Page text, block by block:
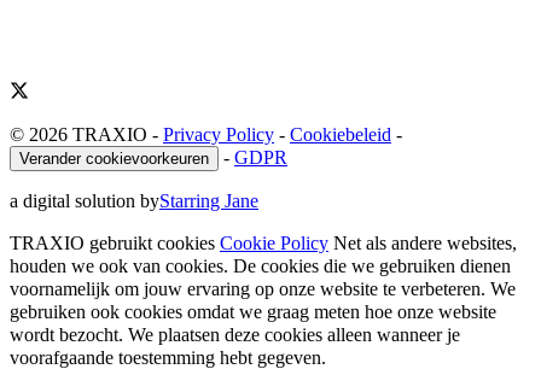
© 2026 TRAXIO - Privacy Policy - Cookiebeleid -
Verander cookievoorkeuren - GDPR
a digital solution byStarring Jane
TRAXIO gebruikt cookies Cookie Policy Net als andere websites,
houden we ook van cookies. De cookies die we gebruiken dienen
voornamelijk om jouw ervaring op onze website te verbeteren. We
gebruiken ook cookies omdat we graag meten hoe onze website
wordt bezocht. We plaatsen deze cookies alleen wanneer je
voorafgaande toestemming hebt gegeven.